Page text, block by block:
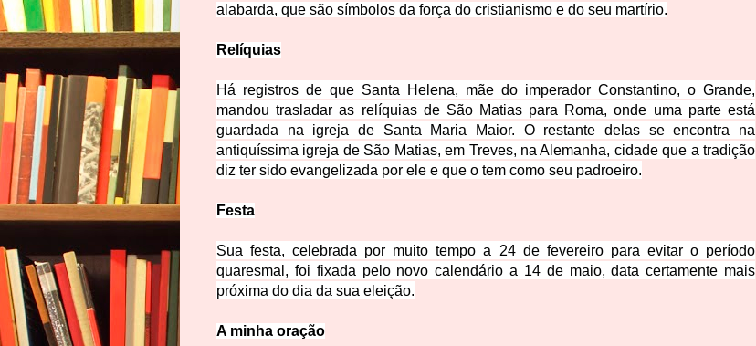
alabarda, que são símbolos da força do cristianismo e do seu martírio.
Relíquias
Há registros de que Santa Helena, mãe do imperador Constantino, o Grande,
mandou trasladar as relíquias de São Matias para Roma, onde uma parte está
guardada na igreja de Santa Maria Maior. O restante delas se encontra na
antiquíssima igreja de São Matias, em Treves, na Alemanha, cidade que a tradição
diz ter sido evangelizada por ele e que o tem como seu padroeiro.
Festa
Sua festa, celebrada por muito tempo a 24 de fevereiro para evitar o período
quaresmal, foi fixada pelo novo calendário a 14 de maio, data certamente mais
próxima do dia da sua eleição.
A minha oração